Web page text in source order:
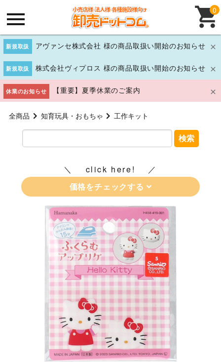
新規取扱 アヴァンセ株式会社 様の商品取扱い開始のお知らせ
新規取扱 株式会社ヴィプロス 様の商品取扱い開始のお知らせ
休業のお知らせ 【重要】夏季休業のご案内
0
全商品 知育玩具・おもちゃ 工作キット
検索
click here!
価格をチェックする